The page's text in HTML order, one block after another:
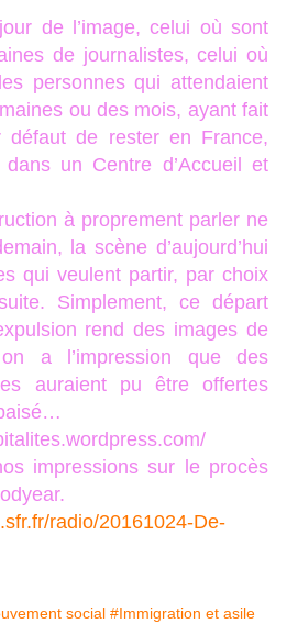
de l’image, celui où sont
de journalistes, celui où
personnes qui attendaient
ou des mois, ayant fait
défaut de rester en France,
un Centre d’Accueil et
à proprement parler ne
la scène d’aujourd’hui
qui veulent partir, par choix
Simplement, ce départ
rend des images de
a l’impression que des
auraient pu être offertes
impressions sur le procès
radio/20161024-De-
social #Immigration et asile